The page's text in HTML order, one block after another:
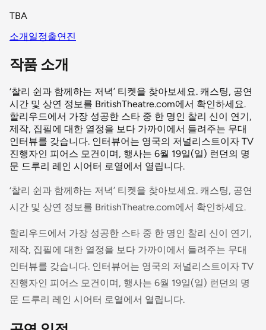
TBA
소개일정출연진
작품 소개
‘찰리 쉰과 함께하는 저녁’ 티켓을 찾아보세요. 캐스팅, 공연
시간 및 상연 정보를 BritishTheatre.com에서 확인하세요.
할리우드에서 가장 성공한 스타 중 한 명인 찰리 신이 연기,
제작, 집필에 대한 열정을 보다 가까이에서 들려주는 무대
인터뷰를 갖습니다. 인터뷰어는 영국의 저널리스트이자 TV
진행자인 피어스 모건이며, 행사는 6월 19일(일) 런던의 명
문 드루리 레인 시어터 로열에서 열립니다.
‘찰리 쉰과 함께하는 저녁’ 티켓을 찾아보세요. 캐스팅, 공연
시간 및 상연 정보를 BritishTheatre.com에서 확인하세요.
할리우드에서 가장 성공한 스타 중 한 명인 찰리 신이 연기,
제작, 집필에 대한 열정을 보다 가까이에서 들려주는 무대
인터뷰를 갖습니다. 인터뷰어는 영국의 저널리스트이자 TV
진행자인 피어스 모건이며, 행사는 6월 19일(일) 런던의 명
문 드루리 레인 시어터 로열에서 열립니다.